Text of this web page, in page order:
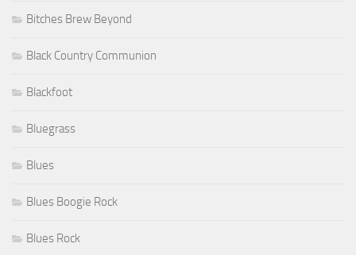
Bitches Brew Beyond
Black Country Communion
Blackfoot
Bluegrass
Blues
Blues Boogie Rock
Blues Rock